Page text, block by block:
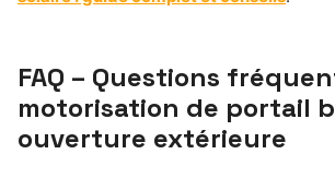
FAQ – Questions
motorisation de portail
ouverture extérieure